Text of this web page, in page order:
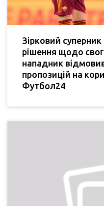
Зірковий
рішення щодо
нападник
пропозицій на
Футбол24